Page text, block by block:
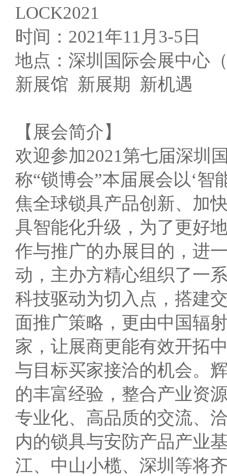
LOCK2021
时间：2021年11月3-5日
地点：深圳国际会展中心
新展馆 新展期 新机遇
【展会简介】
欢迎参加2021第七届深圳
称“锁博会”本届展会以‘智
焦全球锁具产品创新、加
具智能化升级，为了更好
作与推广的办展目的，进
动，主办方精心组织了一
科技驱动为切入点，搭建
面推广策略，更由中国辐
家，让展商更能有效开拓
与目标买家接洽的机会。
的丰富经验，整合产业资
专业化、高品质的交流、
内的锁具与安防产品产业
江、中山小榄、深圳等将